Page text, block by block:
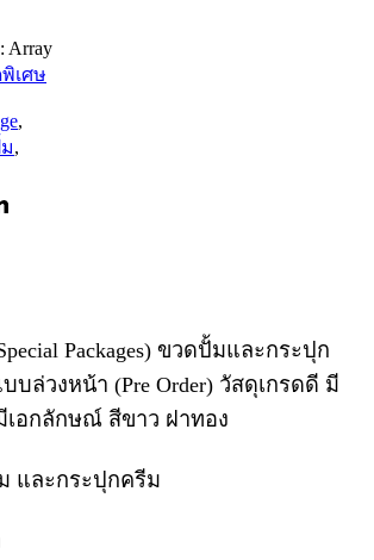
Array
เศษ
,
,
Packages) ขวดปั้มและกระปุก
ล่วงหน้า (Pre Order) วัสดุเกรดดี มี
อกลักษณ์ สีขาว ฝาทอง
และกระปุกครีม